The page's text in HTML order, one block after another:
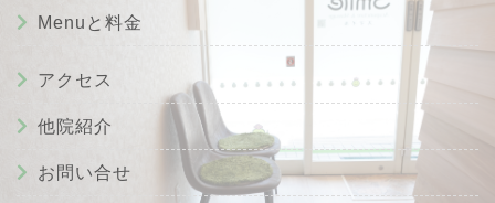
Menuと料金
アクセス
他院紹介
お問い合せ